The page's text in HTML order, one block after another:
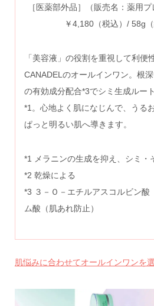
［医薬部外品］（販売名：薬用プ
￥4,180（税込）/ 58g（
「美容液」の役割を重視して利便
CANADELのオールインワン。根
の有効成分配合*3でシミ生成ルー
*1。心地よく肌になじんで、うる
ぱっと明るい肌へ導きます。
*1 メラニンの生成を抑え、シミ・
*2 乾燥による
*3 ３－Ｏ－エチルアスコルビン酸
ム酸（肌あれ防止）
肌悩みに合わせてオールインワンを